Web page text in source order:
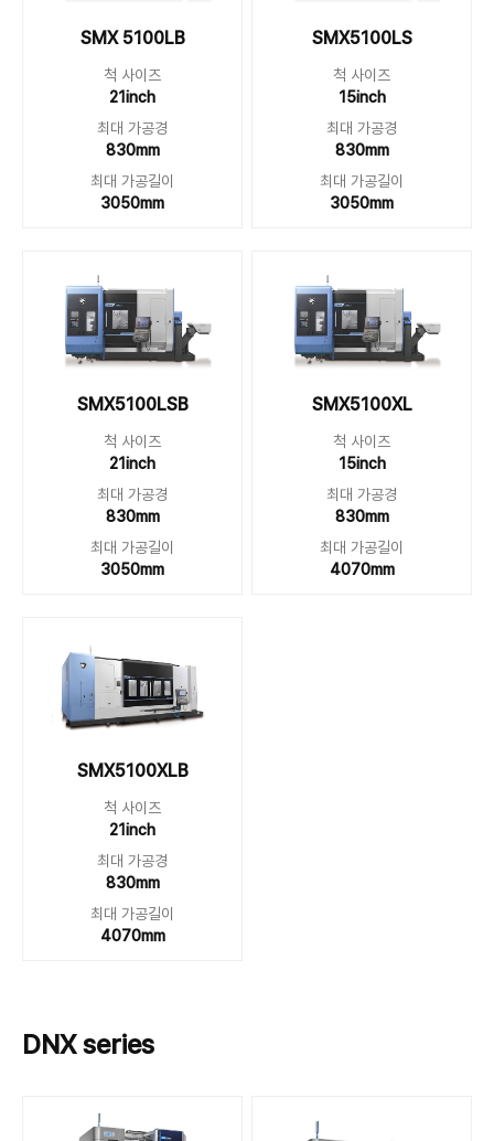
SMX 5100LB
척 사이즈
21inch
최대 가공경
830mm
최대 가공길이
3050mm
SMX5100LS
척 사이즈
15inch
최대 가공경
830mm
최대 가공길이
3050mm
SMX5100LSB
척 사이즈
21inch
최대 가공경
830mm
최대 가공길이
3050mm
SMX5100XL
척 사이즈
15inch
최대 가공경
830mm
최대 가공길이
4070mm
SMX5100XLB
척 사이즈
21inch
최대 가공경
830mm
최대 가공길이
4070mm
DNX series